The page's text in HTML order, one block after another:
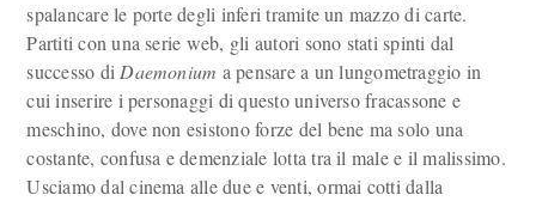
spalancare le porte degli inferi tramite un mazzo di carte.
Partiti con una serie web, gli autori sono stati spinti dal
successo di Daemonium a pensare a un lungometraggio in
cui inserire i personaggi di questo universo fracassone e
meschino, dove non esistono forze del bene ma solo una
costante, confusa e demenziale lotta tra il male e il malissimo.
Usciamo dal cinema alle due e venti, ormai cotti dalla